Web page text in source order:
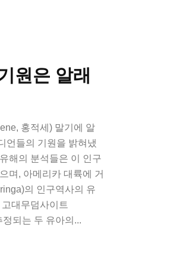
원은 알래
홍적세) 말기에 알
언들의 기원을 밝혀냈
해의 분석들은 이 인구
며, 아메리카 대륙에 거
의 인구역사의 유
대무덤사이트
되는 두 유아의...